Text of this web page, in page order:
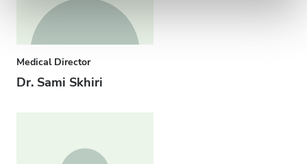
Medical Director
Dr. Sami Skhiri